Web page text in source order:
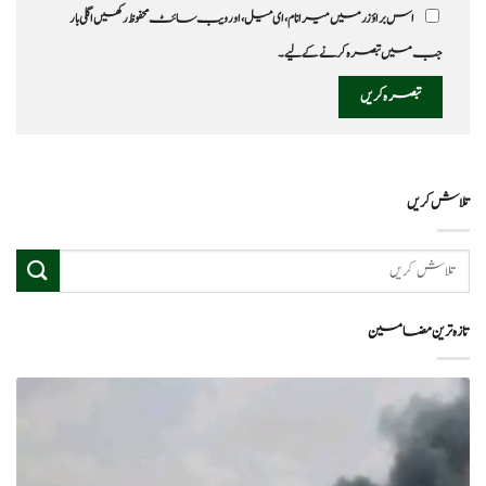
اس براؤزر میں میرا نام، ای میل، اور ویب سائٹ محفوظ رکھیں اگلی بار
جب میں تبصرہ کرنے کےلیے۔
تلاش کریں
تازہ ترین مضامین